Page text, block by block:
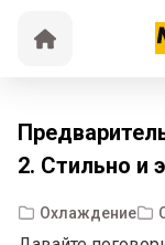
2. Стильно и
Охлаждение